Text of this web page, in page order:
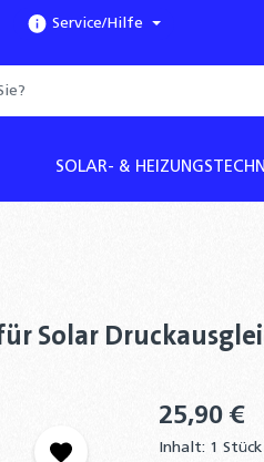
Service/Hilfe
SOLAR- &
Solar
25,90 €
Inhalt: 1 Stück